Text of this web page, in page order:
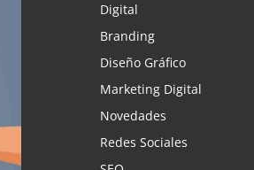
Digital
Branding
Diseño Gráfico
Marketing Digital
Novedades
Redes Sociales